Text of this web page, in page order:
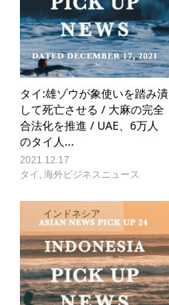
タイ:雄ゾウが象使いを踏み潰
して死亡させる / 大麻の完全
合法化を推進 / UAE、6万人
のタイ人...
2021.12.17
タイ , 海外ビジネスニュース
インドネシア